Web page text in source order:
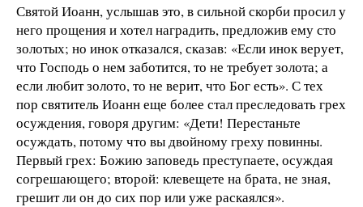
Святой Иоанн, услышав это, в сильной скорби просил у
него прощения и хотел наградить, предложив ему сто
золотых; но инок отказался, сказав: «Если инок верует,
что Господь о нем заботится, то не требует золота; а
если любит золото, то не верит, что Бог есть». С тех
пор святитель Иоанн еще более стал преследовать грех
осуждения, говоря другим: «Дети! Перестаньте
осуждать, потому что вы двойному греху повинны.
Первый грех: Божию заповедь преступаете, осуждая
согрешающего; второй: клевещете на брата, не зная,
грешит ли он до сих пор или уже раскаялся».